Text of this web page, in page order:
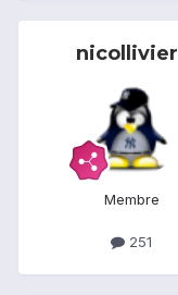
nicollivier
Membre
251